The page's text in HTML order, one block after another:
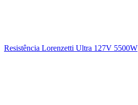
Resistência Lorenzetti Ultra 127V 5500W